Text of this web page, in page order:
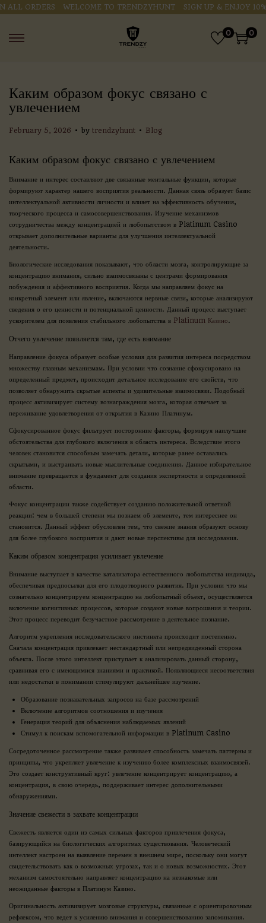
ORDERS WELCOME TO TRENDZYHUNT SIGN UP & ENJOY 10%
0 0
Каким образом фокус связано с
увлечением
P
t
d
o
n
February 5, 2026 . by trendzyhunt . P
t
d
i
n
Blog
Каким образом фокус связано с увлечением
Внимание и интерес составляют две связанные ментальные функции, которые
формируют характер нашего восприятия реальности. Данная связь образует базис
интеллектуальной активности личности и влияет на эффективность обучения,
творческого процесса и самосовершенствования. Изучение механизмов
сотрудничества между концентрацией и любопытством в Platinum Casino
открывает дополнительные варианты для улучшения интеллектуальной
деятельности.
Биологические исследования показывают, что области мозга, контролирующие за
концентрацию внимания, сильно взаимосвязаны с центрами формирования
побуждения и аффективного восприятия. Когда мы направляем фокус на
конкретный элемент или явление, включаются нервные связи, которые анализируют
сведения о его ценности и потенциальной ценности. Данный процесс выступает
ускорителем для появления стабильного любопытства в Platinum Казино.
Отчего увлечение появляется там, где есть внимание
Направление фокуса образует особые условия для развития интереса посредством
множеству главным механизмам. При условии что сознание сфокусировано на
определенный предмет, происходит детальное исследование его свойств, что
позволяет обнаружить скрытые аспекты и удивительные взаимосвязи. Подобный
процесс активизирует систему вознаграждения мозга, которая отвечает за
переживание удовлетворения от открытия в Казино Платинум.
Сфокусированное фокус фильтрует посторонние факторы, формируя наилучшие
обстоятельства для глубокого включения в область интереса. Вследствие этого
человек становится способным замечать детали, которые ранее оставались
скрытыми, и выстраивать новые мыслительные соединения. Данное избирательное
внимание превращается в фундамент для создания экспертности в определенной
области.
Фокус концентрации также содействует созданию положительной ответной
реакции: чем в большей степени мы познаем об элементе, тем интереснее он
становится. Данный эффект обусловлен тем, что свежие знания образуют основу
для более глубокого восприятия и дают новые перспективы для исследования.
Каким образом концентрация усиливает увлечение
Внимание выступает в качестве катализатора естественного любопытства индивида,
обеспечивая предпосылки для его плодотворного развития. При условии что мы
сознательно концентрируем концентрацию на любопытный объект, осуществляется
включение когнитивных процессов, которые создают новые вопрошания и теории.
Этот процесс переводит безучастное рассмотрение в деятельное познание.
Алгоритм укрепления исследовательского инстинкта происходит постепенно.
Сначала концентрация привлекает нестандартный или непредвиденный сторона
объекта. После этого интеллект приступает к анализировать данный сторону,
сравнивая его с имеющимися знаниями и практикой. Появляющиеся несоответствия
или недостатки в понимании стимулируют дальнейшее изучение.
Образование познавательных запросов на базе рассмотрений
Включение алгоритмов соотношения и изучения
Генерация теорий для объяснения наблюдаемых явлений
Стимул к поискам вспомогательной информации в Platinum Casino
Сосредоточенное рассмотрение также развивает способность замечать паттерны и
принципы, что укрепляет увлечение к изучению более комплексных взаимосвязей.
Это создает конструктивный круг: увлечение концентрирует концентрацию, а
концентрация, в свою очередь, поддерживает интерес дополнительными
обнаружениями.
Значение свежести в захвате концентрации
Свежесть является один из самых сильных факторов привлечения фокуса,
базирующийся на биологических алгоритмах существования. Человеческий
интеллект настроен на выявление перемен в внешнем мире, поскольку они могут
свидетельствовать как о возможных угрозах, так и о новых возможностях. Этот
механизм самостоятельно направляет концентрацию на незнакомые или
неожиданные факторы в Платинум Казино.
Оригинальность активизирует мозговые структуры, связанные с ориентировочным
рефлексом, что ведет к усилению внимания и совершенствованию запоминания.